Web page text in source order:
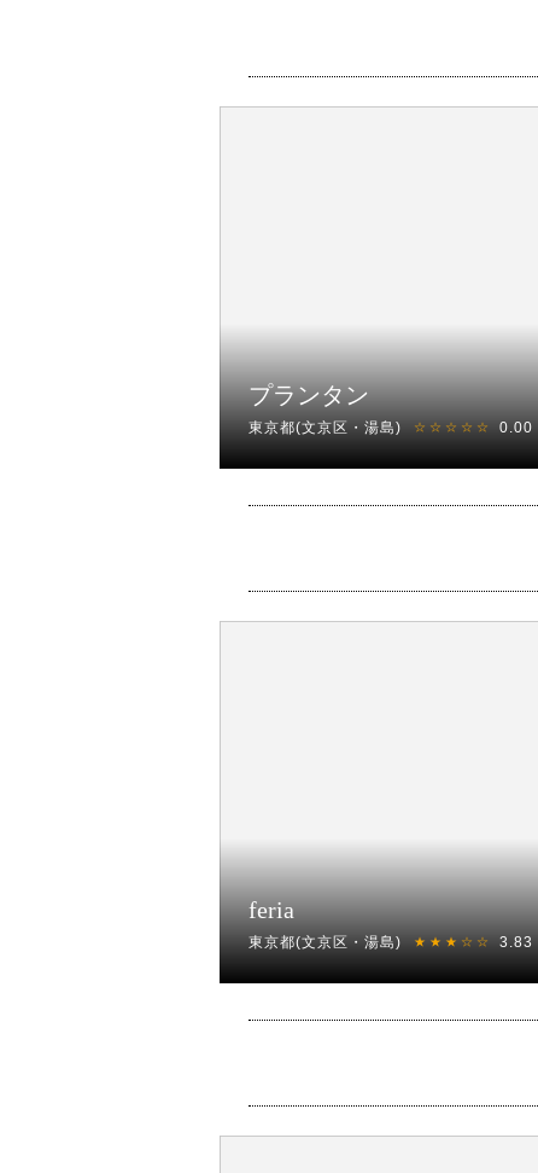
プランタン
東京都(文京区・湯島) ☆☆☆☆☆ 0.00
feria
東京都(文京区・湯島) ★★★☆☆ 3.83